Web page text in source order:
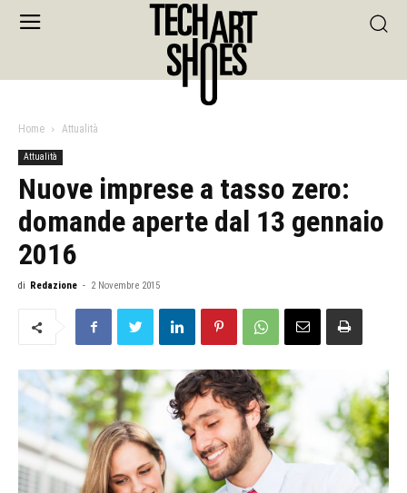
Home Attualità
Attualità
Nuove imprese a tasso zero:
domande aperte dal 13 gennaio
2016
di Redazione - 2 Novembre 2015